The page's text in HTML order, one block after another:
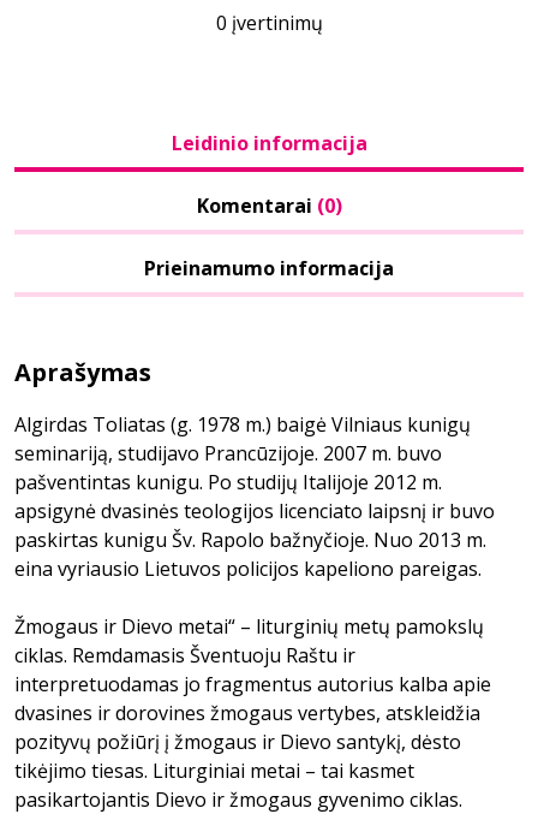
0 įvertinimų
Leidinio informacija
Komentarai (0)
Prieinamumo informacija
Aprašymas
Algirdas Toliatas (g. 1978 m.) baigė Vilniaus kunigų
seminariją, studijavo Prancūzijoje. 2007 m. buvo
pašventintas kunigu. Po studijų Italijoje 2012 m.
apsigynė dvasinės teologijos licenciato laipsnį ir buvo
paskirtas kunigu Šv. Rapolo bažnyčioje. Nuo 2013 m.
eina vyriausio Lietuvos policijos kapeliono pareigas.
Žmogaus ir Dievo metai“ – liturginių metų pamokslų
ciklas. Remdamasis Šventuoju Raštu ir
interpretuodamas jo fragmentus autorius kalba apie
dvasines ir dorovines žmogaus vertybes, atskleidžia
pozityvų požiūrį į žmogaus ir Dievo santykį, dėsto
tikėjimo tiesas. Liturginiai metai – tai kasmet
pasikartojantis Dievo ir žmogaus gyvenimo ciklas.